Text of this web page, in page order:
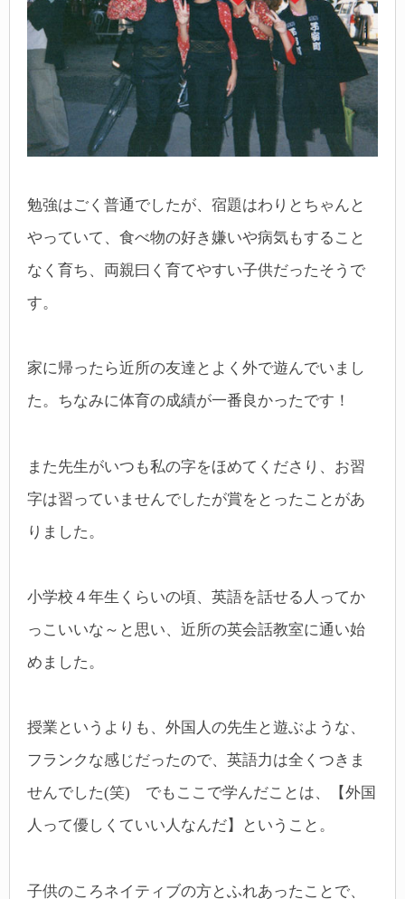
勉強はごく普通でしたが、宿題はわりとちゃんと
やっていて、食べ物の好き嫌いや病気もすること
なく育ち、両親曰く育てやすい子供だったそうで
す。
家に帰ったら近所の友達とよく外で遊んでいまし
た。ちなみに体育の成績が一番良かったです！
また先生がいつも私の字をほめてくださり、お習
字は習っていませんでしたが賞をとったことがあ
りました。
小学校４年生くらいの頃、英語を話せる人ってか
っこいいな～と思い、近所の英会話教室に通い始
めました。
授業というよりも、外国人の先生と遊ぶような、
フランクな感じだったので、英語力は全くつきま
せんでした(笑) でもここで学んだことは、【外国
人って優しくていい人なんだ】ということ。
子供のころネイティブの方とふれあったことで、